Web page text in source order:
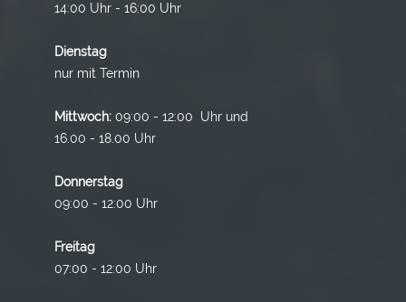
14:00 Uhr - 16:00 Uhr
Dienstag
nur mit Termin
Mittwoch: 09:00 - 12:00 Uhr und
16.00 - 18.00 Uhr
Donnerstag
09:00 - 12:00 Uhr
Freitag
07:00 - 12:00 Uhr